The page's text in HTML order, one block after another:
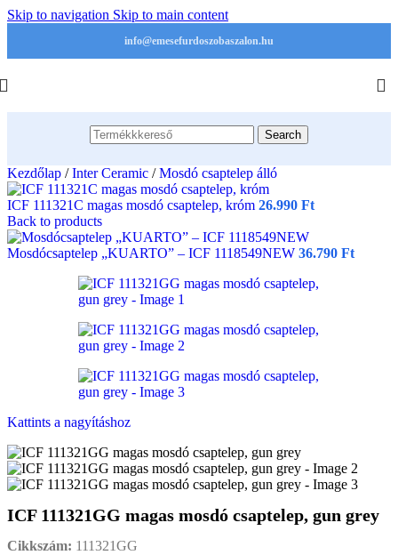
Skip to navigation Skip to main content
info@emesefurdoszobaszalon.hu
Search
Kezdőlap / Inter Ceramic / Mosdó csaptelep álló
ICF 111321C magas mosdó csaptelep, króm 26.990 Ft
Back to products
Mosdócsaptelep „KUARTO” – ICF 1118549NEW 36.790 Ft
Kattints a nagyításhoz
ICF 111321GG magas mosdó csaptelep, gun grey
Cikkszám: 111321GG